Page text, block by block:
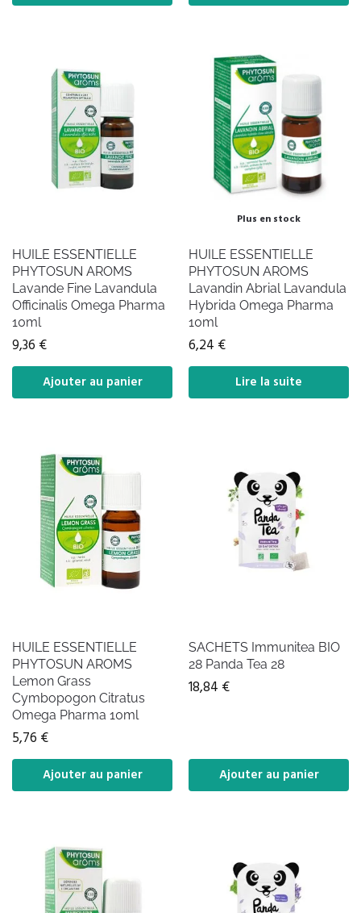
HUILE ESSENTIELLE
PHYTOSUN AROMS
Lavande Fine Lavandula
Officinalis Omega Pharma
10ml
9,36 €
Ajouter au panier
Plus en stock
HUILE ESSENTIELLE
PHYTOSUN AROMS
Lavandin Abrial Lavandula
Hybrida Omega Pharma
10ml
6,24 €
Lire la suite
HUILE ESSENTIELLE
PHYTOSUN AROMS
Lemon Grass
Cymbopogon Citratus
Omega Pharma 10ml
5,76 €
Ajouter au panier
SACHETS Immunitea BIO
28 Panda Tea 28
18,84 €
Ajouter au panier